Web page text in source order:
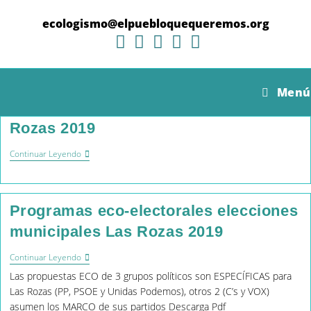
ecologismo@elpuebloquequeremos.org
Menú
Comparativa de programas políticos
Rozas 2019
Continuar LeyendoComparativa
De
Políticos
En
Sostenibilidad
Medioambiental
Las
2019
Programas eco-electorales elecciones
municipales Las Rozas 2019
Continuar LeyendoProgramas
Eco-
Electorales
Elecciones
Municipales
Las propuestas ECO de 3 grupos políticos son ESPECÍFICAS para
Las Rozas (PP, PSOE y Unidas Podemos), otros 2 (C’s y VOX)
asumen los MARCO de sus partidos Descarga Pdf